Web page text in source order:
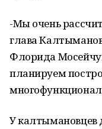
-Мы очень
глава
Флорида
планируем
У калтымановцев